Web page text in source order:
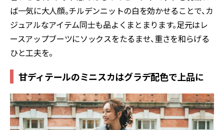
ば一気に大人顔。チルデンニットの白を効かせることで、カ
ジュアルなアイテム同士も品よくまとまります。足元はレ
ースアップブーツにソックスをたるませ、重さを和らげる
ひと工夫を。
甘ディテールのミニスカはグラデ配色で上品に